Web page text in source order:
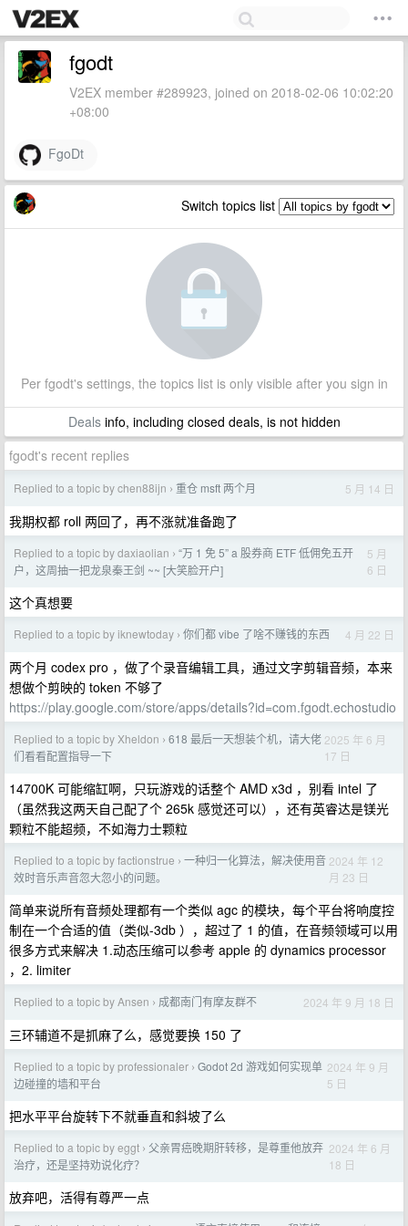
fgodt
V2EX member #289923, joined on 2018-02-06 10:02:20
+08:00
FgoDt
Switch topics list
Per fgodt's settings, the topics list is only visible after you sign in
Dealsinfo, including closed deals, is not hidden
fgodt's recent replies
Replied to a topic by chen88ijn › 重仓 msft 两个月 5 月 14 日
我期权都 roll 两回了，再不涨就准备跑了
Replied to a topic by daxiaolian › “万 1 免 5” a 股券商 ETF 低佣免五开
户，这周抽一把龙泉秦王剑 ~~ [大笑脸开户]
5 月
6 日
这个真想要
Replied to a topic by iknewtoday › 你们都 vibe 了啥不赚钱的东西 4 月 22 日
两个月 codex pro ，做了个录音编辑工具，通过文字剪辑音频，本来
想做个剪映的 token 不够了
https://play.google.com/store/apps/details?id=com.fgodt.echostudio
Replied to a topic by Xheldon › 618 最后一天想装个机，请大佬
们看看配置指导一下
2025 年 6 月
17 日
14700K 可能缩缸啊，只玩游戏的话整个 AMD x3d ，别看 intel 了
（虽然我这两天自己配了个 265k 感觉还可以），还有英睿达是镁光
颗粒不能超频，不如海力士颗粒
Replied to a topic by factionstrue › 一种归一化算法，解决使用音
效时音乐声音忽大忽小的问题。
2024 年 12
月 23 日
简单来说所有音频处理都有一个类似 agc 的模块，每个平台将响度控
制在一个合适的值（类似-3db ），超过了 1 的值，在音频领域可以用
很多方式来解决 1.动态压缩可以参考 apple 的 dynamics processor
，2. limiter
Replied to a topic by Ansen › 成都南门有摩友群不 2024 年 9 月 18 日
三环辅道不是抓麻了么，感觉要换 150 了
Replied to a topic by professionaler › Godot 2d 游戏如何实现单
边碰撞的墙和平台
2024 年 9 月
5 日
把水平平台旋转下不就垂直和斜坡了么
Replied to a topic by eggt › 父亲胃癌晚期肝转移，是尊重他放弃
治疗，还是坚持劝说化疗？
2024 年 6 月
18 日
放弃吧，活得有尊严一点